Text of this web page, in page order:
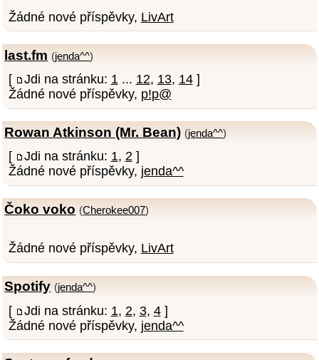
Žádné nové příspěvky, LivArt
last.fm (jenda^^)
[ Jdi na stránku: 1 ... 12, 13, 14]
Žádné nové příspěvky, p!p@
Rowan Atkinson (Mr. Bean) (jenda^^)
[ Jdi na stránku: 1, 2]
Žádné nové příspěvky, jenda^^
Čoko voko (Cherokee007)
Žádné nové příspěvky, LivArt
Spotify (jenda^^)
[ Jdi na stránku: 1, 2, 3, 4]
Žádné nové příspěvky, jenda^^